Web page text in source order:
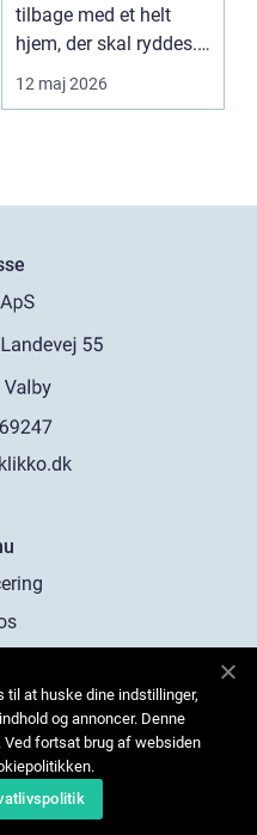
tilbage med et helt
hjem, der skal ryddes.
Møbler, per...
12 maj 2026
os
til at huske dine indstillinger,
og annoncer. Denne
fortsat brug af websiden